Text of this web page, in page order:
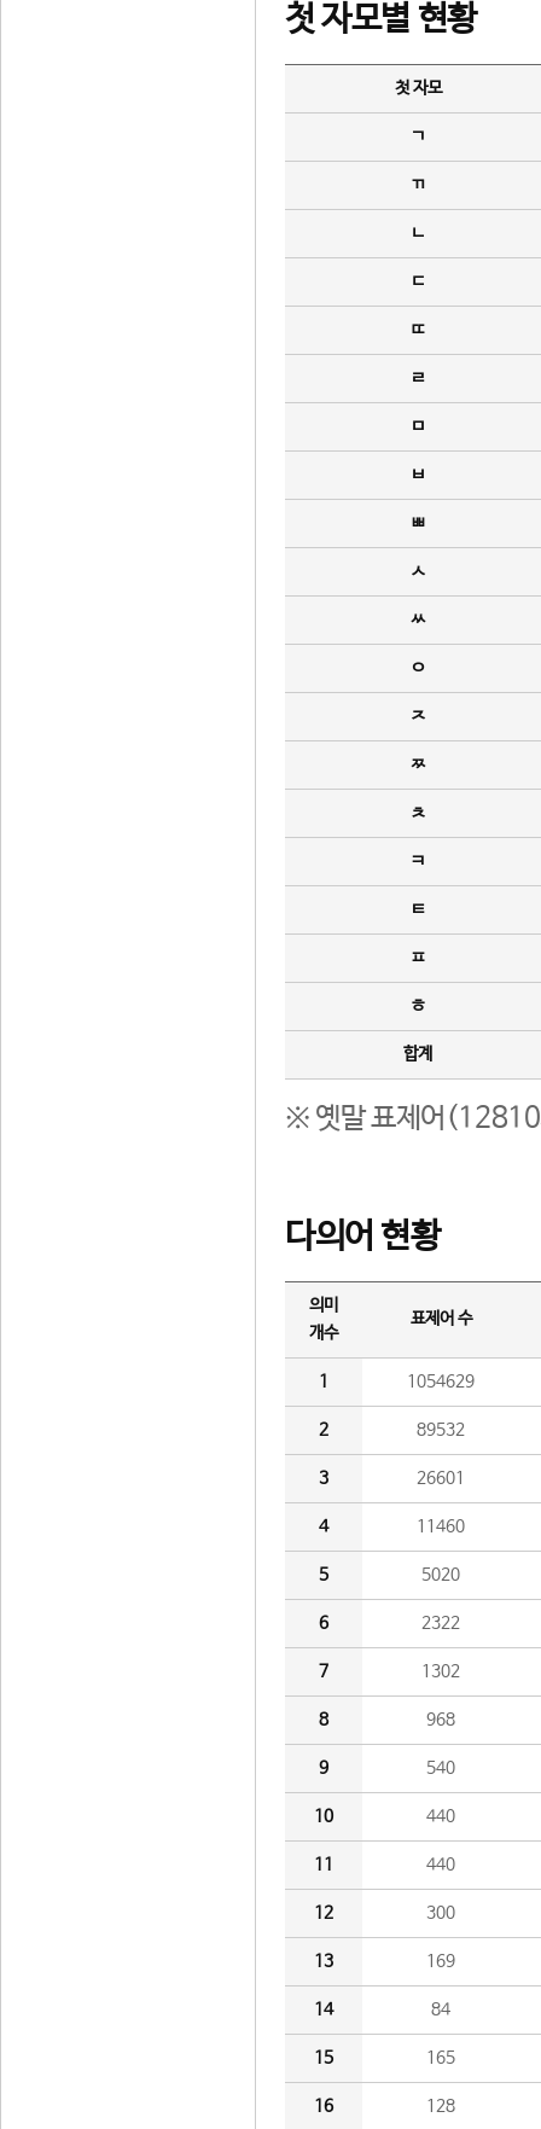
첫 자모별 현황
첫 자모
ㄱ
ㄲ
ㄴ
ㄷ
ㄸ
ㄹ
ㅁ
ㅂ
ㅃ
ㅅ
ㅆ
ㅇ
ㅈ
ㅉ
ㅊ
ㅋ
ㅌ
ㅍ
ㅎ
합계
※ 옛말 표제어(12810
다의어 현황
의미
개수
표제어 수
1 1054629
2 89532
3 26601
4 11460
5 5020
6 2322
7 1302
8 968
9 540
10 440
11 440
12 300
13 169
14 84
15 165
16 128